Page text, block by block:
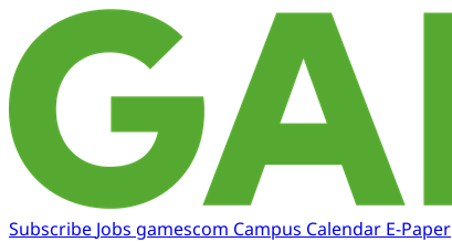
Subscribe Jobs gamescom Campus Calendar E-Paper